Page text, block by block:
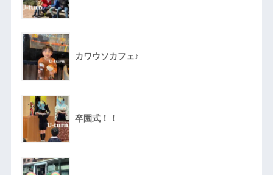
カワウソカフェ♪
卒園式！！